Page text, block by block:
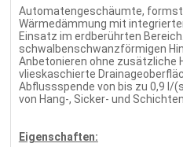
Automatengeschäumte,
Wärmedämmung mit
Einsatz im erdberührten
schwalbenschwanzförmigen
Anbetonieren ohne zusätzliche
vlieskaschierte
Abflussspende von bis zu 0,9 l/
von Hang-, Sicker- und
Eigenschaften: